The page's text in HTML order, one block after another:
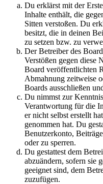
Du erklärst mit der
Inhalte enthält, die
Sitten verstoßen. Du
besitzt, die in deinen
zu setzen bzw. zu
Der Betreiber des
Verstößen gegen diese
Board veröffentlichten
Abmahnung zeitweise
Boards ausschließen
Du nimmst zur
Verantwortung für die
er nicht selbst erstellt
genommen hat. Du
Benutzerkonto,
oder zu sperren.
Du gestattest dem
abzuändern, sofern sie
geeignet sind, dem
zuzufügen.